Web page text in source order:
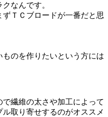
なんです。
ＴＣブロードが一番だと思
のを作りたいという方には
繊維の太さや加工によって
取り寄せするのがオススメ